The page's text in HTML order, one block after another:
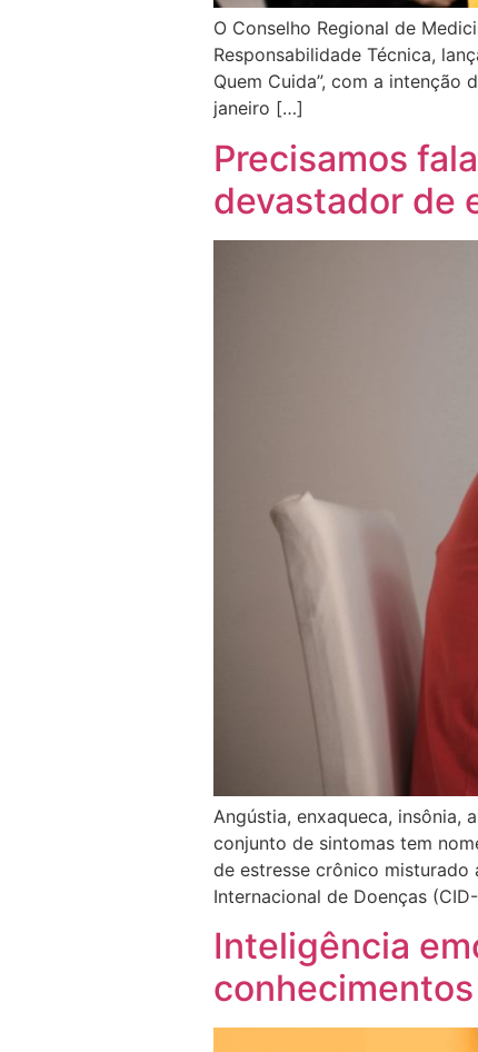
O Conselho Regional de
Responsabilidade Técnica,
Quem Cuida”, com a intenção
janeiro […]
Precisamos
devastador de
Angústia, enxaqueca, insônia,
conjunto de sintomas tem
de estresse crônico misturado
Internacional de Doenças
Inteligência